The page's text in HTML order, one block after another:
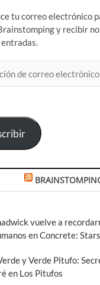
tu correo electrónico
y recibir
vuelve a
en Concrete:
y Verde Pitufo:
en Los Pitufos